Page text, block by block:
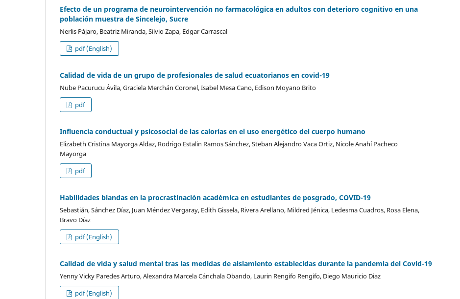
Efecto de un programa de neurointervención no farmacológica en adultos con deterioro cognitivo en una
población muestra de Sincelejo, Sucre
Nerlis Pájaro, Beatriz Miranda, Silvio Zapa, Edgar Carrascal
pdf (English)
Calidad de vida de un grupo de profesionales de salud ecuatorianos en covid-19
Nube Pacurucu Ávila, Graciela Merchán Coronel, Isabel Mesa Cano, Edison Moyano Brito
pdf
Influencia conductual y psicosocial de las calorías en el uso energético del cuerpo humano
Elizabeth Cristina Mayorga Aldaz, Rodrigo Estalin Ramos Sánchez, Steban Alejandro Vaca Ortiz, Nicole Anahí Pacheco
Mayorga
pdf
Habilidades blandas en la procrastinación académica en estudiantes de posgrado, COVID-19
Sebastián, Sánchez Díaz, Juan Méndez Vergaray, Edith Gissela, Rivera Arellano, Mildred Jénica, Ledesma Cuadros, Rosa Elena,
Bravo Díaz
pdf (English)
Calidad de vida y salud mental tras las medidas de aislamiento establecidas durante la pandemia del Covid-19
Yenny Vicky Paredes Arturo, Alexandra Marcela Cánchala Obando, Laurin Rengifo Rengifo, Diego Mauricio Diaz
pdf (English)